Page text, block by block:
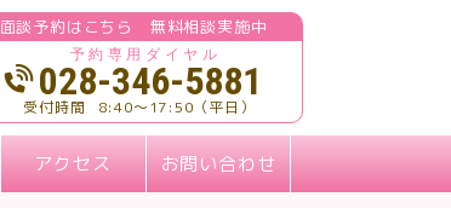
面談予約はこちら 無料相談実施中
028-346-5881
8:40～17:50（平日）
アクセス お問い合わせ